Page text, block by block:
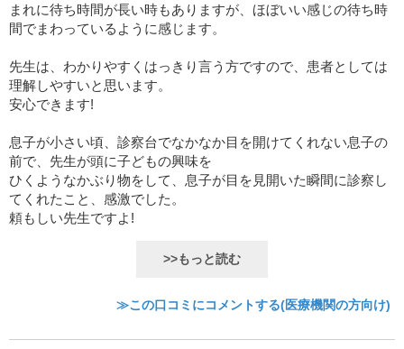
まれに待ち時間が長い時もありますが、ほぼいい感じの待ち時
間でまわっているように感じます。
先生は、わかりやすくはっきり言う方ですので、患者としては
理解しやすいと思います。
安心できます!
息子が小さい頃、診察台でなかなか目を開けてくれない息子の
前で、先生が頭に子どもの興味を
ひくようなかぶり物をして、息子が目を見開いた瞬間に診察し
てくれたこと、感激でした。
頼もしい先生ですよ!
>>もっと読む
≫この口コミにコメントする(医療機関の方向け)